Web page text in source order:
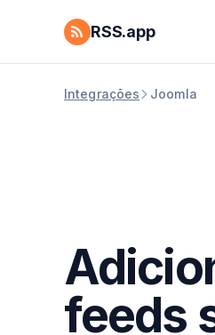
RSS.app
Integrações Joomla
feeds